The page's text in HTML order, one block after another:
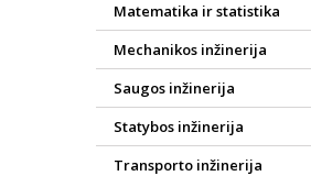
Matematika ir statistika
Mechanikos inžinerija
Saugos inžinerija
Statybos inžinerija
Transporto inžinerija